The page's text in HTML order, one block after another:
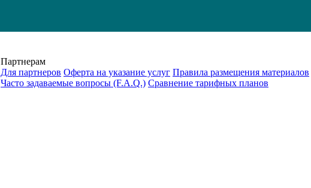
Партнерам
Для партнеров Оферта на указание услуг Правила размещения материалов
Часто задаваемые вопросы (F.A.Q.) Cравнение тарифных планов